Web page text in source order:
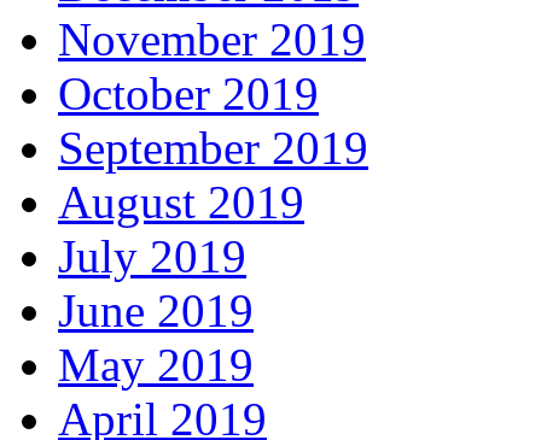
November 2019
October 2019
September 2019
August 2019
July 2019
June 2019
May 2019
April 2019